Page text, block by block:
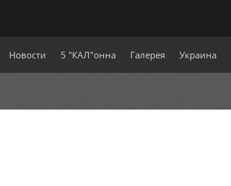
Новости 5 "КАЛ"онна Галерея Украина